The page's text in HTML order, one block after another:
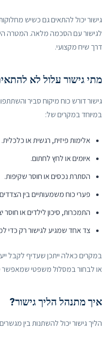
גישור יכול להתאים גם כשיש
לגישור עם הסכמה מלאה. המטרה
דרך שיח מקצועי.
מתי גישור עלול לא
גישור דורש כוח מיקוח סביר
במיוחד במקרים של:
אלימות פיזית, רגשית או כלכלית.
איומים או לחץ לחתום.
הסתרת נכסים או חוסר שקיפות.
פערי כוח משמעותיים בין
התמכרות, סיכון לילדים או חוסר
צד אחד שמגיע לגישור רק כדי
במקרים כאלה ייתכן שעדיף לקבל
או לבחור במסלול משפטי שמאפשר
איך מתנהל הליך גישור?
הליך גישור יכול להשתנות בין